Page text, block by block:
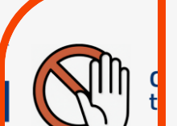
RESPECT DU DROIT
INTERNATIONAL ?
TRUMP, MACRON :
MÊME COMBAT
| Actus |